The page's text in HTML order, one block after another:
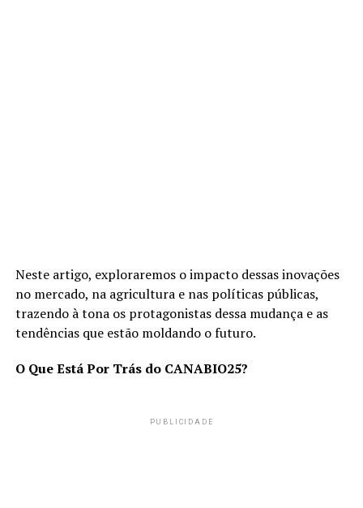
Neste artigo, exploraremos o impacto dessas inovações
no mercado, na agricultura e nas políticas públicas,
trazendo à tona os protagonistas dessa mudança e as
tendências que estão moldando o futuro.
O Que Está Por Trás do CANABIO25?
PUBLICIDADE